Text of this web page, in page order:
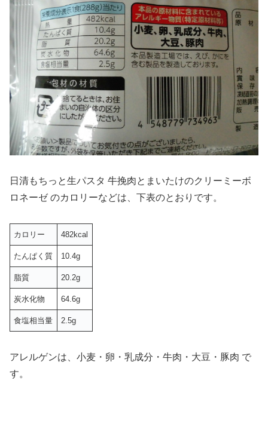
日清もちっと生パスタ 牛挽肉とまいたけのクリーミーボ
ロネーゼ のカロリーなどは、下表のとおりです。
カロリー 482kcal
たんぱく質 10.4g
脂質 20.2g
炭水化物 64.6g
食塩相当量 2.5g
アレルゲンは、小麦・卵・乳成分・牛肉・大豆・豚肉 で
す。